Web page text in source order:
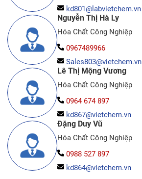
kd801@labvietchem.vn
Nguyễn Thị Hà Ly
Hóa Chất Công Nghiệp
0967489966
Sales803@vietchem.vn
Lê Thị Mộng Vương
Hóa Chất Công Nghiệp
0964 674 897
kd867@vietchem.vn
Đặng Duy Vũ
Hóa Chất Công Nghiệp
0988 527 897
kd864@vietchem.vn